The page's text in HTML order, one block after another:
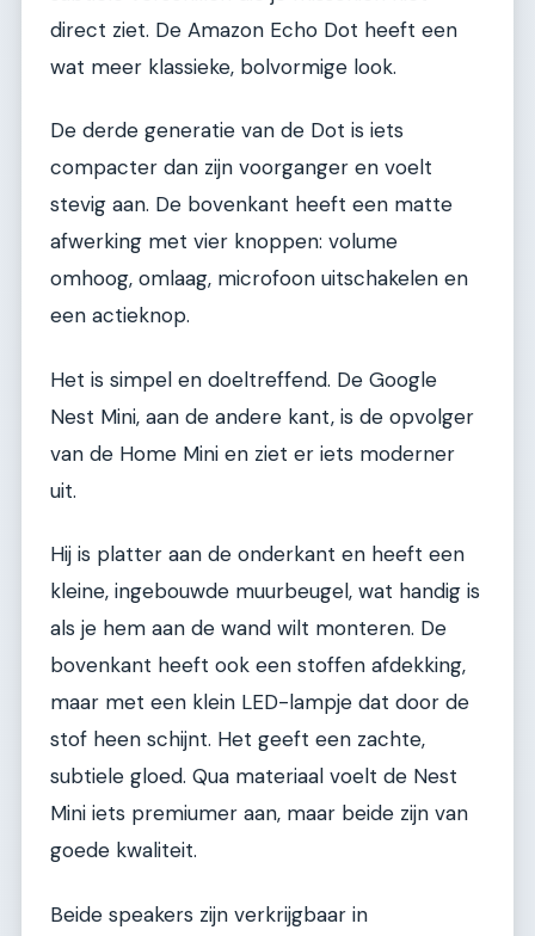
direct ziet. De Amazon Echo Dot heeft een
wat meer klassieke, bolvormige look.
De derde generatie van de Dot is iets
compacter dan zijn voorganger en voelt
stevig aan. De bovenkant heeft een matte
afwerking met vier knoppen: volume
omhoog, omlaag, microfoon uitschakelen en
een actieknop.
Het is simpel en doeltreffend. De Google
Nest Mini, aan de andere kant, is de opvolger
van de Home Mini en ziet er iets moderner
uit.
Hij is platter aan de onderkant en heeft een
kleine, ingebouwde muurbeugel, wat handig is
als je hem aan de wand wilt monteren. De
bovenkant heeft ook een stoffen afdekking,
maar met een klein LED-lampje dat door de
stof heen schijnt. Het geeft een zachte,
subtiele gloed. Qua materiaal voelt de Nest
Mini iets premiumer aan, maar beide zijn van
goede kwaliteit.
Beide speakers zijn verkrijgbaar in